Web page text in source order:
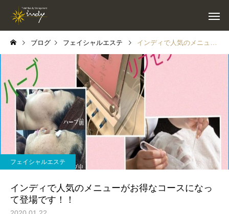
ブログ フェイシャルエステ インディで人気のメニューがお得なコースになって登場です！！
フェイシャルエステ
インディで人気のメニューがお得なコースになっ
て登場です！！